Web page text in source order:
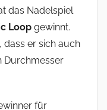
das Nadelspiel
Loop gewinnt.
dass er sich auch
Durchmesser
für